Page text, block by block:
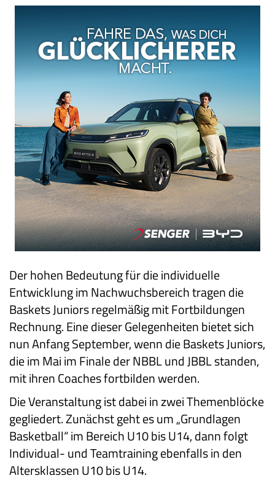
Der hohen Bedeutung für die individuelle
Entwicklung im Nachwuchsbereich tragen die
Baskets Juniors regelmäßig mit Fortbildungen
Rechnung. Eine dieser Gelegenheiten bietet sich
nun Anfang September, wenn die Baskets Juniors,
die im Mai im Finale der NBBL und JBBL standen,
mit ihren Coaches fortbilden werden.
Die Veranstaltung ist dabei in zwei Themenblöcke
gegliedert. Zunächst geht es um „Grundlagen
Basketball“ im Bereich U10 bis U14, dann folgt
Individual- und Teamtraining ebenfalls in den
Altersklassen U10 bis U14.